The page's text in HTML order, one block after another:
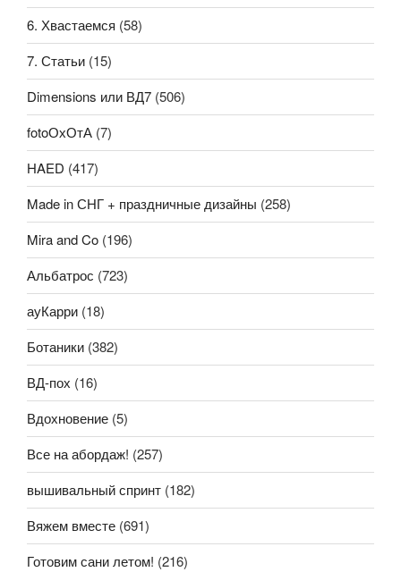
6. Хвастаемся (58)
7. Статьи (15)
Dimensions или ВД7 (506)
fotoОхОтА (7)
HAED (417)
Made in СНГ + праздничные дизайны (258)
Mira and Co (196)
Альбатрос (723)
ауКарри (18)
Ботаники (382)
ВД-пох (16)
Вдохновение (5)
Все на абордаж! (257)
вышивальный спринт (182)
Вяжем вместе (691)
Готовим сани летом! (216)